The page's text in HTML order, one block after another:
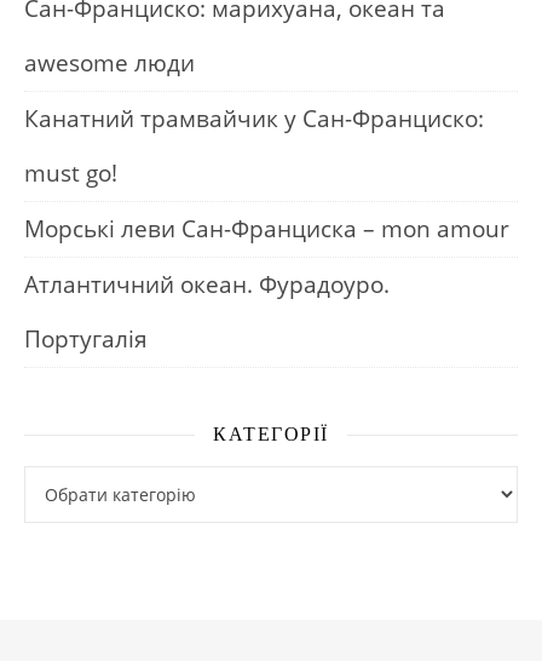
Сан-Франциско: марихуана, океан та
awesome люди
Канатний трамвайчик у Сан-Франциско:
must go!
Морські леви Сан-Франциска – mon amour
Атлантичний океан. Фурадоуро.
Португалія
КАТЕГОРІЇ